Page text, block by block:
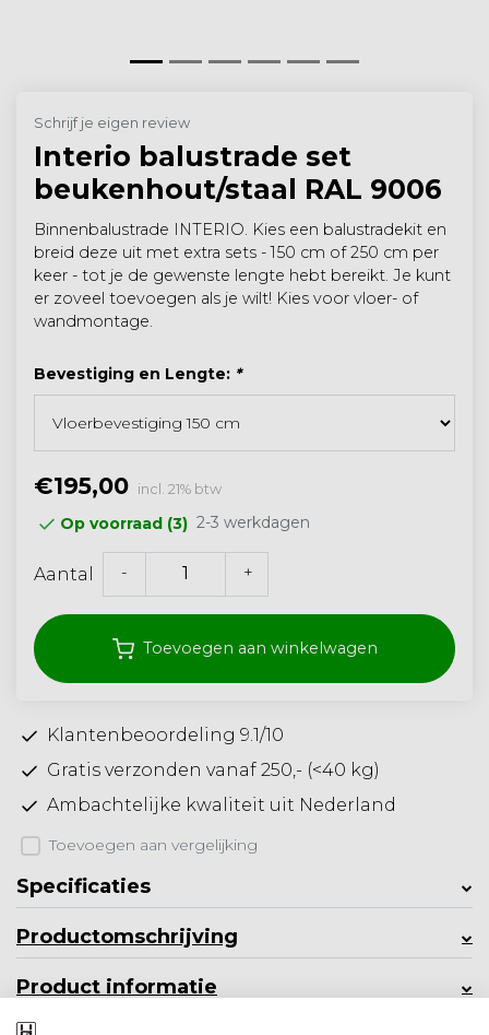
Schrijf je eigen review
Interio balustrade set
beukenhout/staal RAL 9006
Binnenbalustrade INTERIO. Kies een balustradekit en
breid deze uit met extra sets - 150 cm of 250 cm per
keer - tot je de gewenste lengte hebt bereikt. Je kunt
er zoveel toevoegen als je wilt! Kies voor vloer- of
wandmontage.
Bevestiging en Lengte: *
€195,00 incl. 21% btw
Op voorraad (3) 2-3 werkdagen
Aantal - +
Toevoegen aan winkelwagen
Klantenbeoordeling 9.1/10
Gratis verzonden vanaf 250,- (<40 kg)
Ambachtelijke kwaliteit uit Nederland
Toevoegen aan vergelijking
Specificaties
Productomschrijving
Product informatie